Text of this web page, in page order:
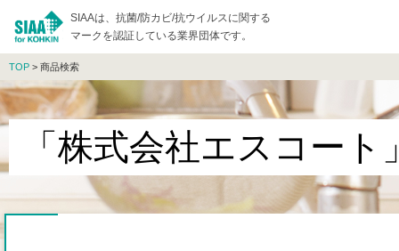
SIAAは、抗菌/防カビ/抗ウイルスに関する
マークを認証している業界団体です。
TOP > 商品検索
「株式会社エスコー